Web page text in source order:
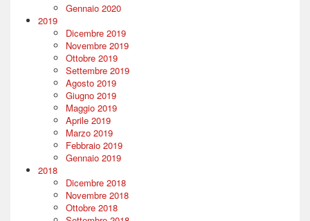
Gennaio 2020
2019
Dicembre 2019
Novembre 2019
Ottobre 2019
Settembre 2019
Agosto 2019
Giugno 2019
Maggio 2019
Aprile 2019
Marzo 2019
Febbraio 2019
Gennaio 2019
2018
Dicembre 2018
Novembre 2018
Ottobre 2018